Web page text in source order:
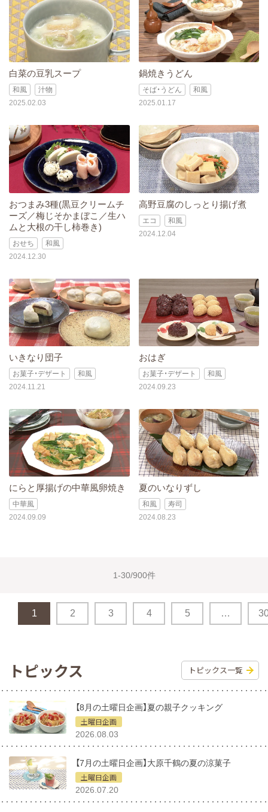
白菜の豆乳スープ
和風
汁物
2025.02.03
鍋焼きうどん
そば・うどん
和風
2025.01.17
おつまみ3種(黒豆クリームチ
ーズ／梅じそかまぼこ／生ハ
ムと大根の干し柿巻き)
おせち
和風
2024.12.30
高野豆腐のしっとり揚げ煮
エコ
和風
2024.12.04
いきなり団子
お菓子・デザート
和風
2024.11.21
おはぎ
お菓子・デザート
和風
2024.09.23
にらと厚揚げの中華風卵焼き
中華風
2024.09.09
夏のいなりずし
和風
寿司
2024.08.23
1-30/900件
1 2 3 4 5 …
トピックス トピックス一覧
【8月の土曜日企画】夏の親子クッキング
土曜日企画
2026.08.03
【7月の土曜日企画】大原千鶴の夏の涼菓子
土曜日企画
2026.07.20